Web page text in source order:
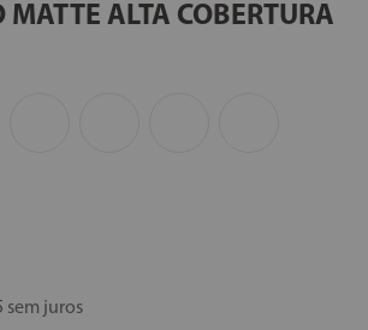
MATTE ALTA COBERTURA
sem juros